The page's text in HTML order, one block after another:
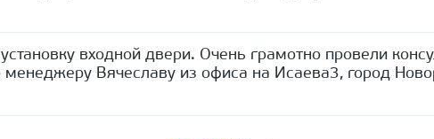
входной двери. Очень грамотно провели
менеджеру Вячеславу из офиса на Исаева3, город